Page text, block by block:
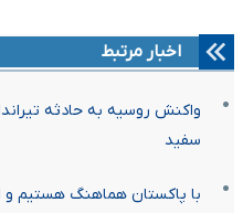
اخبار مرتبط
واکنش روسیه به حادثه
سفید
با پاکستان هماهنگ هستیم و